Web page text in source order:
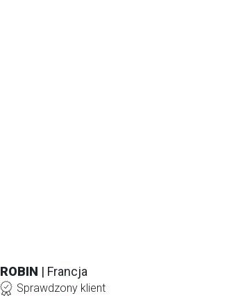
ROBIN | Francja
Sprawdzony klient